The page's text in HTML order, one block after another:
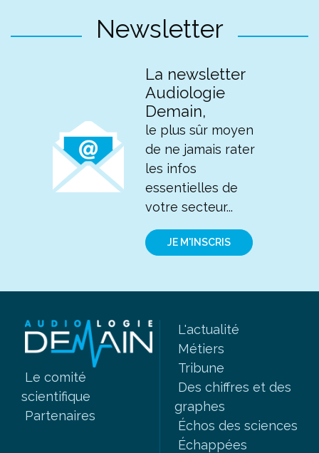
Newsletter
La newsletter
Audiologie
Demain,
le plus sûr moyen
de ne jamais rater
les infos
essentielles de
votre secteur...
JE M'INSCRIS
Le comité
scientifique
Partenaires
L'actualité
Métiers
Tribune
Des chiffres et des
graphes
Échos des sciences
Échappées